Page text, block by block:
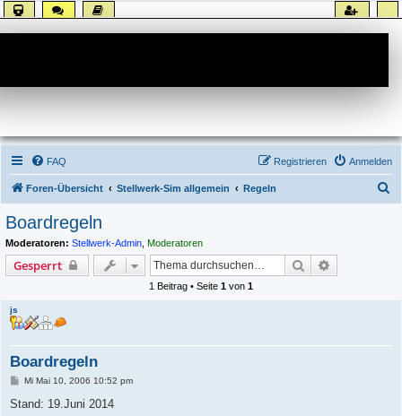
FAQ Anmelden
Registrieren
Foren-Übersicht Stellwerk-Sim allgemein Regeln
Boardregeln
Moderatoren: Stellwerk-Admin Moderatoren
Gesperrt Suche
1 Beitrag • Seite 1 von 1
js
Boardregeln
B
i
Mi Mai 10, 2006 10:52 pm
Stand: 19.Juni 2014